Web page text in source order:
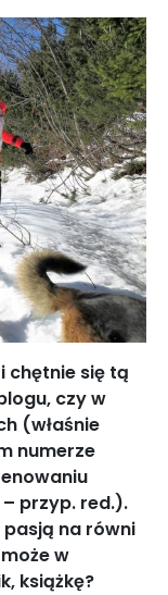
chętnie się tą
czy w
(właśnie
numerze
przyp. red.).
na równi
w
książkę?